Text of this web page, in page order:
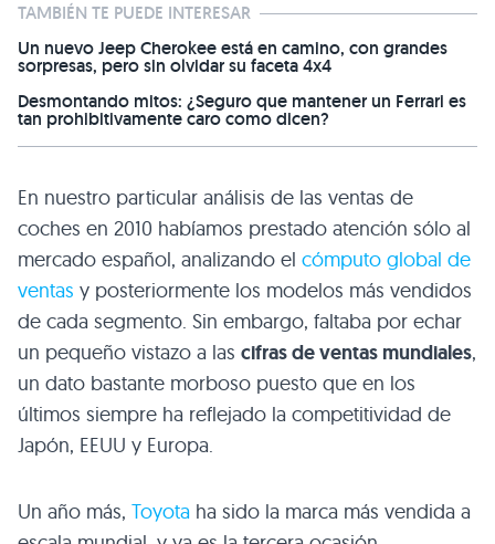
TAMBIÉN TE PUEDE INTERESAR
Un nuevo Jeep Cherokee está en camino, con grandes
sorpresas, pero sin olvidar su faceta 4x4
Desmontando mitos: ¿Seguro que mantener un Ferrari es
tan prohibitivamente caro como dicen?
En nuestro particular análisis de las ventas de
coches en 2010 habíamos prestado atención sólo al
mercado español, analizando el cómputo global de
ventas y posteriormente los modelos más vendidos
de cada segmento. Sin embargo, faltaba por echar
un pequeño vistazo a las cifras de ventas mundiales,
un dato bastante morboso puesto que en los
últimos siempre ha reflejado la competitividad de
Japón, EEUU y Europa.
Un año más, Toyota ha sido la marca más vendida a